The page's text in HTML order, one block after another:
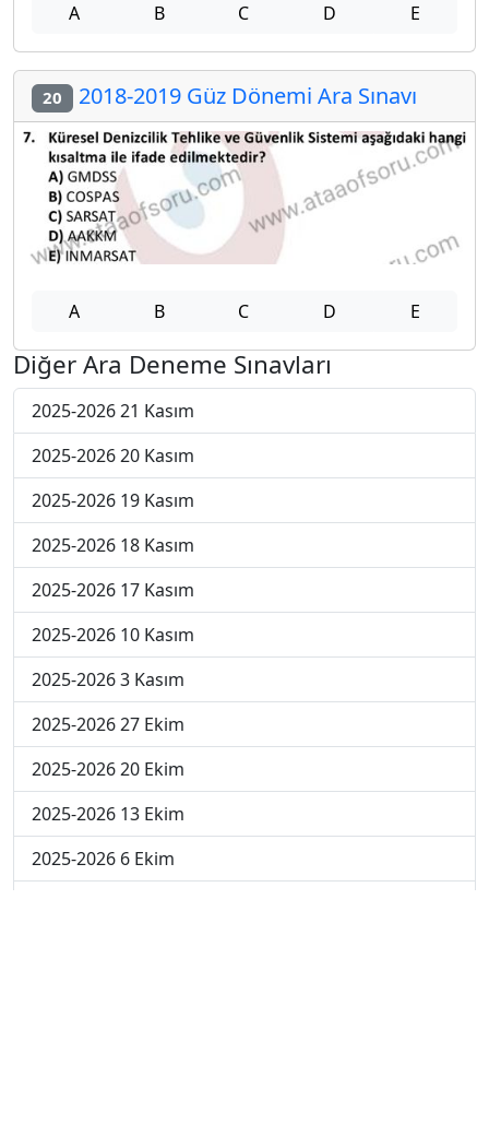
A B C D E
20 2018-2019 Güz Dönemi Ara Sınavı
A B C D E
Diğer Ara Deneme Sınavları
2025-2026 21 Kasım
2025-2026 20 Kasım
2025-2026 19 Kasım
2025-2026 18 Kasım
2025-2026 17 Kasım
2025-2026 10 Kasım
2025-2026 3 Kasım
2025-2026 27 Ekim
2025-2026 20 Ekim
2025-2026 13 Ekim
2025-2026 6 Ekim